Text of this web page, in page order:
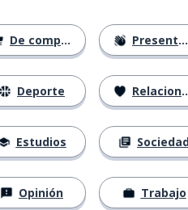
De compras
Deporte
Estudios
Opinión
Presentación
Relaciones
Trabajo